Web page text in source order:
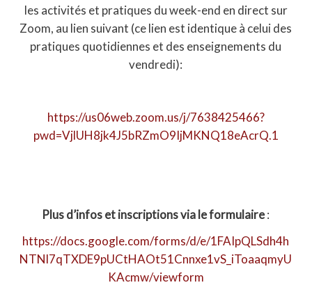
les activités et pratiques du week-end en direct sur
Zoom, au lien suivant (ce lien est identique à celui des
pratiques quotidiennes et des enseignements du
vendredi):
https://us06web.zoom.us/j/7638425466?
pwd=VjlUH8jk4J5bRZmO9IjMKNQ18eAcrQ.1
Plus d’infos et inscriptions via le formulaire:
https://docs.google.com/forms/d/e/1FAIpQLSdh4h
NTNl7qTXDE9pUCtHAOt51Cnnxe1vS_iToaaqmyU
KAcmw/viewform